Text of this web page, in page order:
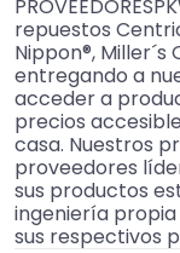
repuestos
Nippon®, Miller´s
entregando a
acceder a
precios
casa. Nuestros
proveedores
sus productos
ingeniería
sus respectivos